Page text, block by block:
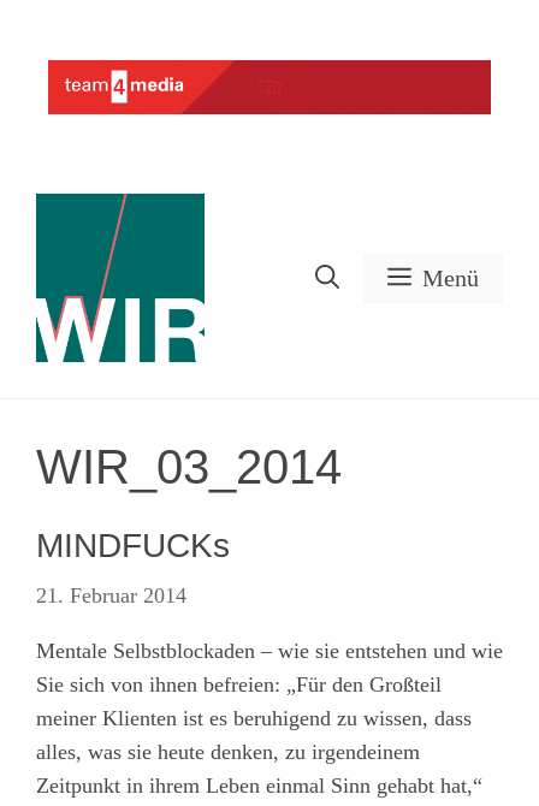
springen
Menü
WIR_03_2014
MINDFUCKs
21. Februar 2014
Mentale Selbstblockaden – wie sie entstehen und wie
Sie sich von ihnen befreien: „Für den Großteil
meiner Klienten ist es beruhigend zu wissen, dass
alles, was sie heute denken, zu irgendeinem
Zeitpunkt in ihrem Leben einmal Sinn gehabt hat,“